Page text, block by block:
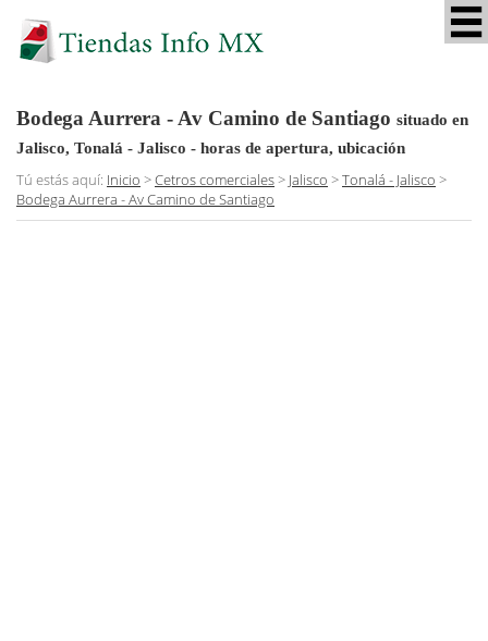
Bodega Aurrera - Av Camino de Santiago situado en
Jalisco, Tonalá - Jalisco - horas de apertura, ubicación
Tú estás aquí: Inicio >Cetros comerciales> Jalisco >Tonalá - Jalisco >
Bodega Aurrera - Av Camino de Santiago